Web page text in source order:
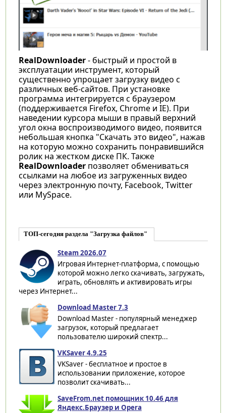
RealDownloader- быстрый и простой в
эксплуатации инструмент, который
существенно упрощает загрузку видео с
различных веб-сайтов. При установке
программа интегрируется с браузером
(поддерживается Firefox, Chrome и IE). При
наведении курсора мыши в правый верхний
угол окна воспроизводимого видео, появится
небольшая кнопка "Скачать это видео", нажав
на которую можно сохранить понравившийся
ролик на жестком диске ПК. Также
RealDownloaderпозволяет обмениваться
ссылками на любое из загруженных видео
через электронную почту, Facebook, Twitter
или MySpace.
ТОП-сегодня раздела "Загрузка файлов"
Steam 2026.07
Игровая Интернет-платформа, с помощью
которой можно легко скачивать, загружать,
играть, обновлять и активировать игры
через Интернет...
Download Master 7.3
Download Master - популярный менеджер
загрузок, который предлагает
пользователю широкий спектр...
VKSaver 4.9.25
VKSaver - бесплатное и простое в
использовании приложение, которое
позволит скачивать...
SaveFrom.net помощник 10.46 для
Яндекс.Браузер и Opera